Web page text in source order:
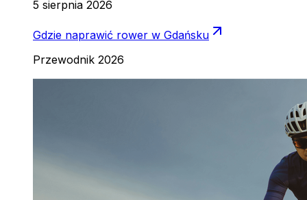
5 sierpnia 2026
Gdzie naprawić rower w Gdańsku
Przewodnik 2026